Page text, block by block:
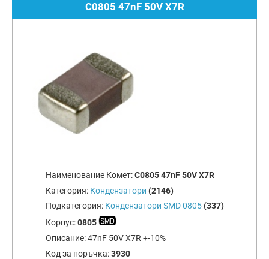
C0805 47nF 50V X7R
Наименование Комет:C0805 47nF 50V X7R
Категория: Кондензатори (2146)
Подкатегория: Кондензатори SMD 0805 (337)
Корпус:0805
Описание:47nF 50V X7R +-10%
Код за поръчка:3930